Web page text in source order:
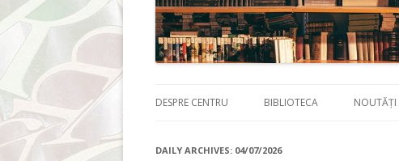
DESPRE CENTRU BIBLIOTECA NOUTĂȚI
DAILY ARCHIVES: 04/07/2026